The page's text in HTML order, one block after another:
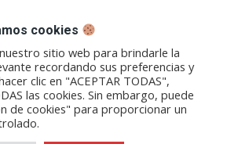
Abrir
enlace
en
una
Abrir
enlace
en
una
Abrir
enlace
en
una
Abrir
enlace
en
una
Abrir
enlace
en
una
Duero» | Viaje a
Carbajales de Alba
cookies
sitio web para brindarle la
recordando sus preferencias y
clic en "ACEPTAR TODAS",
las cookies. Sin embargo, puede
de cookies" para proporcionar un